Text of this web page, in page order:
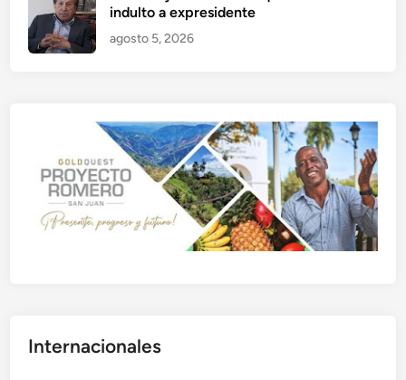
indulto a expresidente
agosto 5, 2026
Internacionales